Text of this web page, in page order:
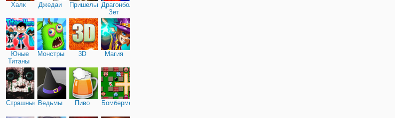
Халк Джедаи ПришельцыДрагонболл
Зет
Юные
Титаны
Монстры 3D Магия
Страшные Ведьмы Пиво Бомбермен